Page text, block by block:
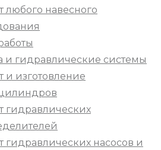
любого навесного
и гидравлические системы
и изготовление
гидравлических
гидравлических насосов и